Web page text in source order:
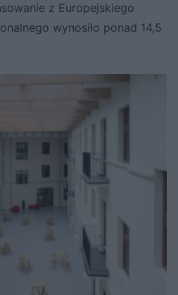
z Europejskiego
wynosiło ponad 14,5